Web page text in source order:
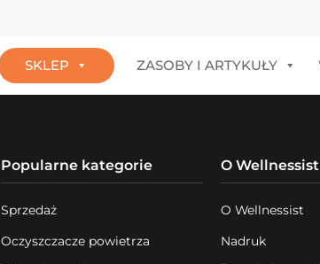
SKLEP ZASOBY I ARTYKUŁY
Popularne kategorie
Sprzedaż
Oczyszczacze powietrza
O Wellnessist
O Wellnessist
Nadruk